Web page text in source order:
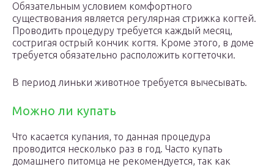
Обязательным условием комфортного
существования является регулярная стрижка когтей.
Проводить процедуру требуется каждый месяц,
состригая острый кончик когтя. Кроме этого, в доме
требуется обязательно расположить когтеточки.
В период линьки животное требуется вычесывать.
Можно ли купать
Что касается купания, то данная процедура
проводится несколько раз в год. Часто купать
домашнего питомца не рекомендуется, так как